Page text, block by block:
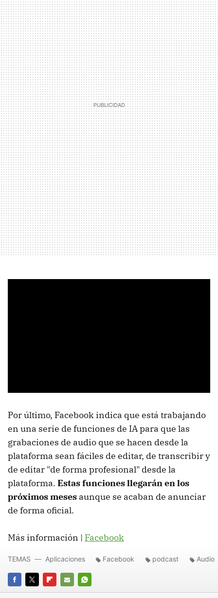
Por último, Facebook indica que está trabajando
en una serie de funciones de IA para que las
grabaciones de audio que se hacen desde la
plataforma sean fáciles de editar, de transcribir y
de editar "de forma profesional" desde la
plataforma. Estas funciones llegarán en los
próximos meses aunque se acaban de anunciar
de forma oficial.
Más información | Facebook
FACEBOOK
TWITTERFLIPBOARD
E-
WHATSAPP
TEMAS Aplicaciones Facebook podcast Audio